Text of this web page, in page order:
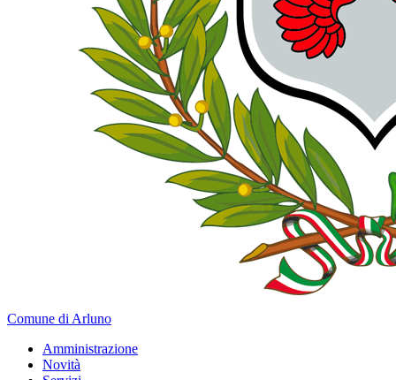
Comune di Arluno
Amministrazione
Novità